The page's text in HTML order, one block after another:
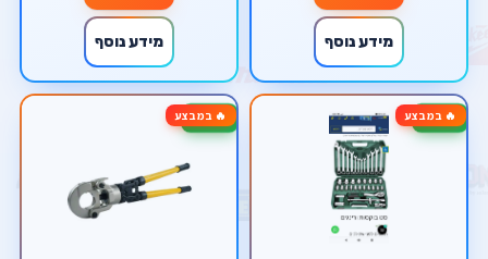
מידע נוסף מידע נוסף
🔥 במבצע-37% 🔥 במבצע-20%